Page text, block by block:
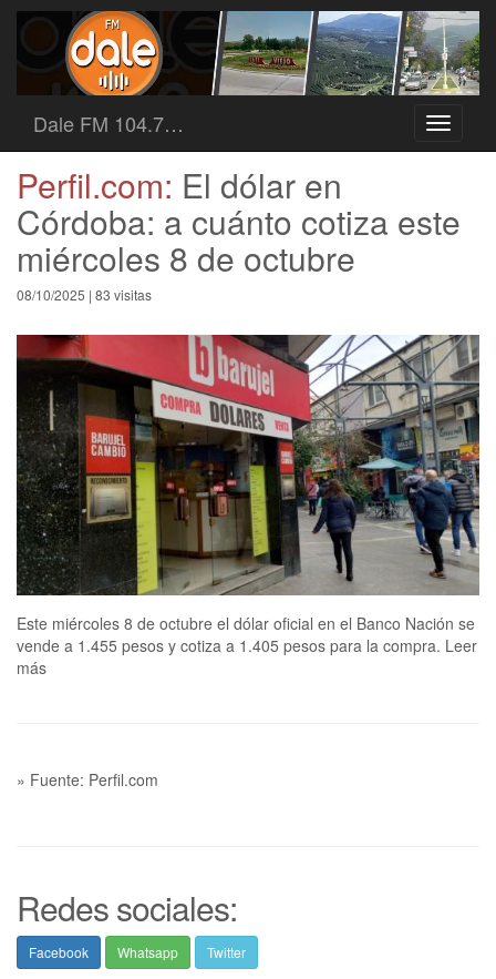
Toggle
Dale FM 104.7…
Perfil.com: El dólar en
Córdoba: a cuánto cotiza este
miércoles 8 de octubre
08/10/2025 | 83 visitas
Este miércoles 8 de octubre el dólar oficial en el Banco Nación se
vende a 1.455 pesos y cotiza a 1.405 pesos para la compra. Leer
más
» Fuente: Perfil.com
Redes sociales:
Facebook Whatsapp Twitter